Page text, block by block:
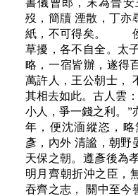
書儀曹郎，末為晉
歿，簡牘 湮散，丁亦
紙，不可得矣。 侯
草擾，各不自全。太
略，一宿皆辦，遂得
萬許人，王公朝士，
其相去如此。古人雲
小人，爭一錢之利
年，便沈湎縱恣，
彥，內外 清謐，朝野
天保之朝。遵彥後為
明月齊朝折沖之臣，
吞齊之志， 關中至今